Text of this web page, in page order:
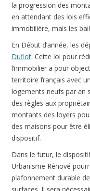
la progression des
en attendant des lois
immobilière, mais les
En Début d’année, les
Duflot. Cette loi pour
l’immobilier a pour
territoire français avec
logements neufs par an
des règles aux
montants des loyers
des maisons pour être
dispositif.
Dans le futur, le
Urbanisme Rénové
plafonnement durable